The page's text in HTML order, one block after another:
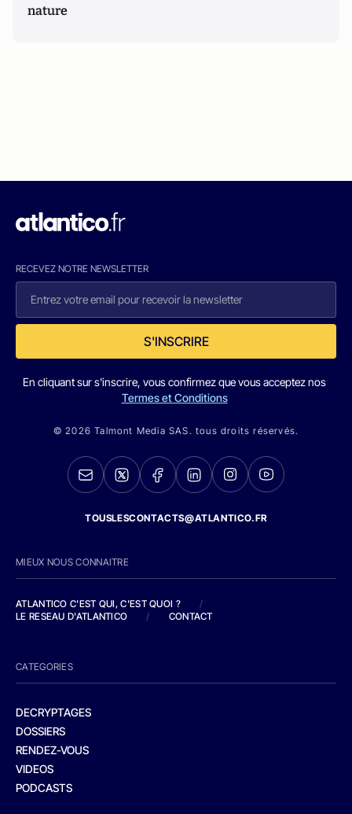
nature
RECEVEZ NOTRE NEWSLETTER
S'INSCRIRE
En cliquant sur s'inscrire, vous confirmez que vous acceptez nos
Termes et Conditions
© 2026 Talmont Media SAS. tous droits réservés.
TOUSLESCONTACTS@ATLANTICO.FR
MIEUX NOUS CONNAITRE
ATLANTICO C'EST QUI, C'EST QUOI ?
/
LE RESEAU D'ATLANTICO
/ CONTACT
CATEGORIES
DECRYPTAGES
DOSSIERS
RENDEZ-VOUS
VIDEOS
PODCASTS